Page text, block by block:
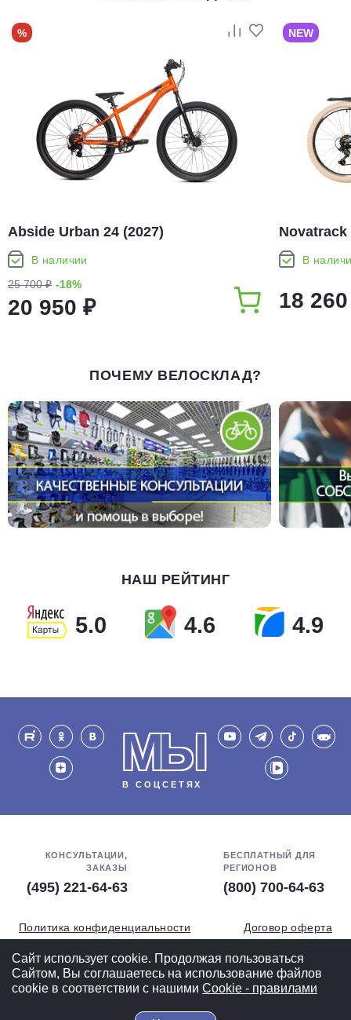
%
Abside Urban 24 (2027)
В наличии
25 700 ₽ -18%
20 950 ₽
NEW
Novatrack
В
18
ПОЧЕМУ ВЕЛОСКЛАД?
НАШ РЕЙТИНГ
5.0 4.6 4.9
МЫ
В СОЦСЕТЯХ
КОНСУЛЬТАЦИИ,
ЗАКАЗЫ
(495) 221-64-63
БЕСПЛАТНЫЙ ДЛЯ
РЕГИОНОВ
(800) 700-64-63
Политика конфиденциальности
Договор оферта
Обработка персональных данных
СОУТ
Полная версия
Сайт использует cookie. Продолжая пользоваться
Сайтом, Вы соглашаетесь на использование файлов
cookie в соответствии с нашими Cookiе - правилами